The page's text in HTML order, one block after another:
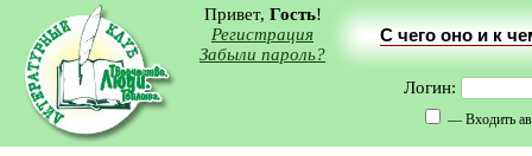
Привет, Гость!
Регистрация
Забыли пароль?
С чего оно и к
Логин:
— Входить